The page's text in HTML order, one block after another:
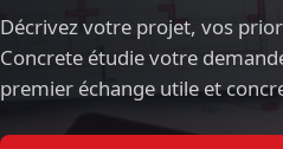
Décrivez votre projet, vos
Concrete étudie votre
premier échange utile et